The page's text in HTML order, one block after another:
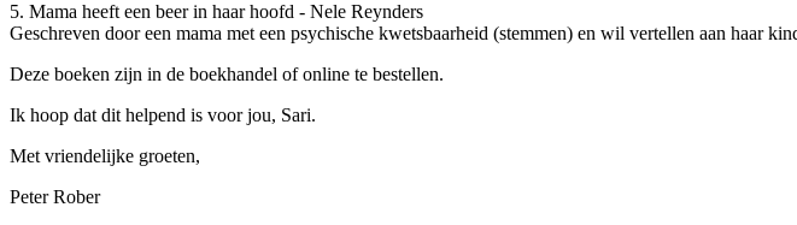
5. Mama heeft een beer in haar hoofd - Nele Reynders
Geschreven door een mama met een psychische kwetsbaarheid (stemmen) en wil vertellen aan haar
Deze boeken zijn in de boekhandel of online te bestellen.
Ik hoop dat dit helpend is voor jou, Sari.
Met vriendelijke groeten,
Peter Rober